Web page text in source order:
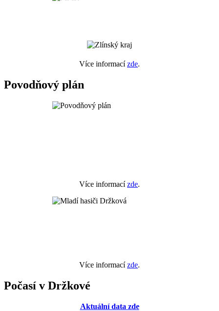
Více informacízde.
Povodňový plán
Více informacízde.
Více informacízde.
Počasí v Držkové
Aktuální data zde